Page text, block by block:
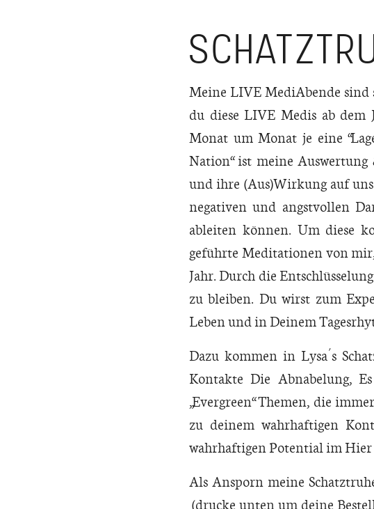
Meine LIVE MediAbende
du diese LIVE Medis ab dem
Monat um Monat je eine
Nation“ ist meine
und ihre (Aus)Wirkung auf
negativen und angstvollen
ableiten können. Um diese
geführte Meditationen von
Jahr. Durch die
zu bleiben. Du wirst zum
Leben und in Deinem
Dazu kommen in Lysa´s
Kontakte Die Abnabelung,
„Evergreen“ Themen, die
zu deinem wahrhaftigen
wahrhaftigen Potential im Hier
Als Ansporn meine
(drucke unten um deine